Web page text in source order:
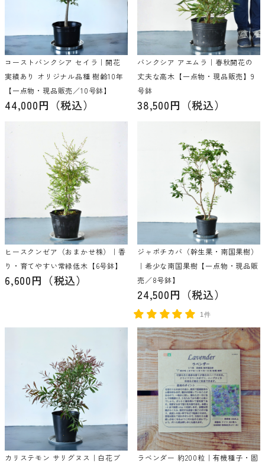
コーストバンクシア セイラ｜開花
実績あり オリジナル品種 樹齢10年
【一点物・現品販売／10号鉢】
44,000円（税込）
バンクシア アエムラ｜春秋開花の
丈夫な高木【一点物・現品販売】9
号鉢
38,500円（税込）
ヒースクンゼア（おまかせ株）｜香
り・育てやすい常緑低木【6号鉢】
6,600円（税込）
ジャボチカバ（幹生果・南国果樹）
｜希少な南国果樹【一点物・現品販
売／8号鉢】
24,500円（税込）
1件
カリステモン サリグヌス｜白花ブ
ラベンダー 約200粒｜有機種子・固